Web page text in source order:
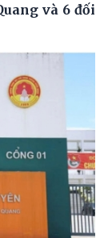
và 6 đối